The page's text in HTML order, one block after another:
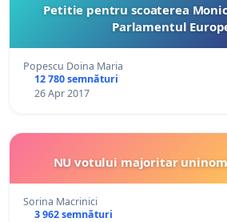
Petitie pentru scoaterea
Parlamentul
Popescu Doina Maria
12 780 semnături
26 Apr 2017
NU votului majoritar
Sorina Macrinici
3 962 semnături